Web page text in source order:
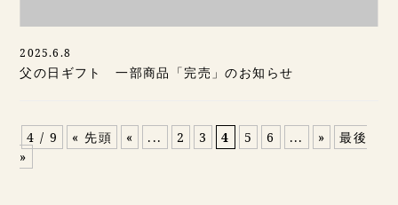
2025.6.8
父の日ギフト 一部商品「完売」のお知らせ
4 / 9 « 先頭 « ... 2 3 4 5 6 ... »
最後
»